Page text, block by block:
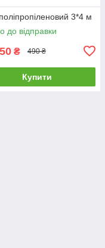
3*4 м
до відправки
₴ 490 ₴
Купити